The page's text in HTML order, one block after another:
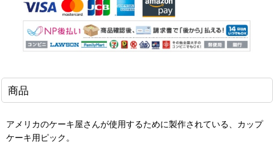
商品
アメリカのケーキ屋さんが使用するために製作されている、カップ
ケーキ用ピック。